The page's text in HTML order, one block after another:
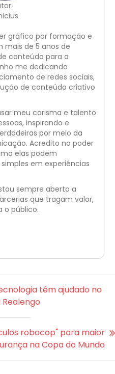
gráfico por formação e
mais de 5 anos de
conteúdo para a
me dedicando
de redes sociais,
de conteúdo criativo
meu carisma e talento
inspirando e
por meio da
Acredito no poder
elas podem
em experiências
sempre aberto a
que tragam valor,
o público.
têm ajudado no
robocop" para maior
na Copa do Mundo